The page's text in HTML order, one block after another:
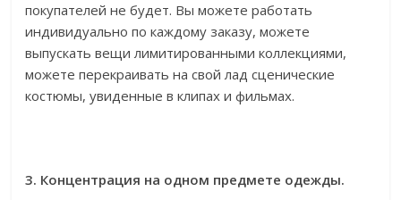
покупателей не будет. Вы можете работать
индивидуально по каждому заказу, можете
выпускать вещи лимитированными коллекциями,
можете перекраивать на свой лад сценические
костюмы, увиденные в клипах и фильмах.
3. Концентрация на одном предмете одежды.